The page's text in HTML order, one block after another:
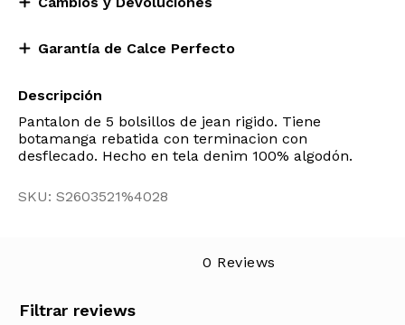
Garantía de Calce Perfecto
Descripción
Pantalon de 5 bolsillos de jean rigido. Tiene
botamanga rebatida con terminacion con
desflecado. Hecho en tela denim 100% algodón.
SKU: S2603521%4028
Filtrar reviews
0 Reviews